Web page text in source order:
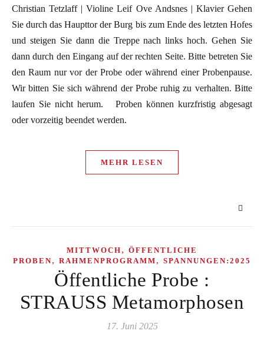
Christian Tetzlaff | Violine Leif Ove Andsnes | Klavier Gehen
Sie durch das Haupttor der Burg bis zum Ende des letzten Hofes
und steigen Sie dann die Treppe nach links hoch. Gehen Sie
dann durch den Eingang auf der rechten Seite. Bitte betreten Sie
den Raum nur vor der Probe oder während einer Probenpause.
Wir bitten Sie sich während der Probe ruhig zu verhalten. Bitte
laufen Sie nicht herum. Proben können kurzfristig abgesagt
oder vorzeitig beendet werden.
MEHR LESEN
MITTWOCH , ÖFFENTLICHE
PROBEN, RAHMENPROGRAMM , SPANNUNGEN:2025
Öffentliche Probe :
STRAUSS Metamorphosen
17. Juni 2025